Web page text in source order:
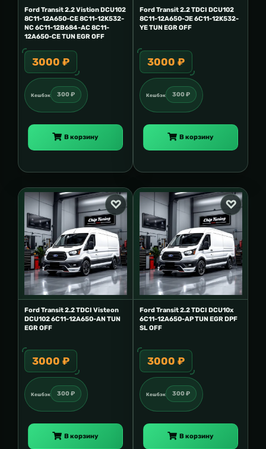
Ford Transit 2.2 Vistion DCU102
8C11-12A650-CE 8C11-12K532-
NC 6C11-12B684-AC 8C11-
12A650-CE TUN EGR OFF
3000 ₽
Кешбэк 300 ₽
В корзину
Ford Transit 2.2 TDCI DCU102
8C11-12A650-JE 6C11-12K532-
YE TUN EGR OFF
3000 ₽
Кешбэк 300 ₽
В корзину
Ford Transit 2.2 TDCI Visteon
DCU102 6C11-12A650-AN TUN
EGR OFF
3000 ₽
Кешбэк 300 ₽
В корзину
Ford Transit 2.2 TDCI DCU10x
6C11-12A650-AP TUN EGR DPF
SL OFF
3000 ₽
Кешбэк 300 ₽
В корзину